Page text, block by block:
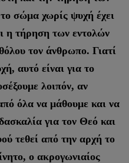
σώμα χωρίς ψυχή έχει
η τήρηση των εντολών
τον άνθρωπο. Γιατί
αυτό είναι για το
λοιπόν, αν
όλα να μάθουμε και να
για τον Θεό και
τεθεί από την αρχή το
ο ακρογωνιαίος